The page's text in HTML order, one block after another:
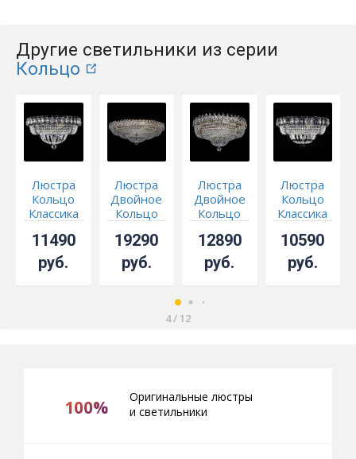
Другие светильники из серии
Кольцо
Люстра
Кольцо
Классика
11490
руб.
Люстра
Двойное
Кольцо
19290
руб.
Люстра
Двойное
Кольцо
журавлик
12890
руб.
Люстра
Кольцо
Классика
черными
10590
руб.
4/ 12
100%
Оригинальные люстры
и светильники